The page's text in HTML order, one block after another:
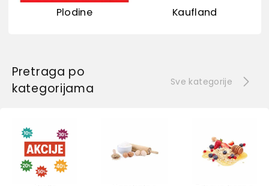
Plodine Kaufland
Pretraga po
kategorijama
Sve kategorije